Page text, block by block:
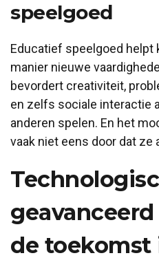
speelgoed
Educatief speelgoed helpt
manier nieuwe
bevordert creativiteit,
en zelfs sociale interactie
anderen spelen. En het
vaak niet eens door dat ze
de toekomst